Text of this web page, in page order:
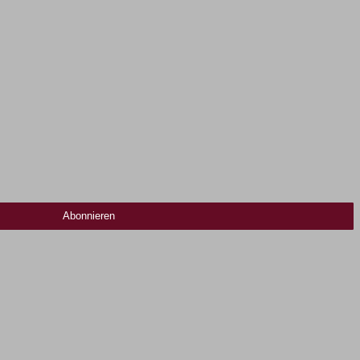
Abonnieren